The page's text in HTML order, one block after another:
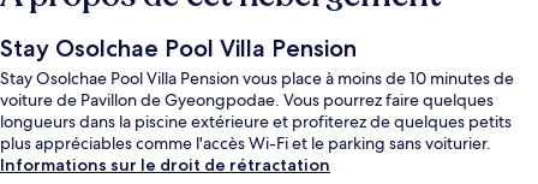
Stay Osolchae Pool Villa Pension
Stay Osolchae Pool Villa Pension vous place à moins de 10 minutes de
voiture de Pavillon de Gyeongpodae. Vous pourrez faire quelques
longueurs dans la piscine extérieure et profiterez de quelques petits
plus appréciables comme l'accès Wi-Fi et le parking sans voiturier.
Informations sur le droit de rétractation